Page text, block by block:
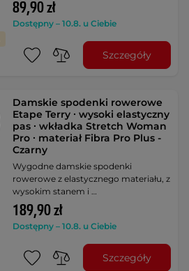
89,90 zł
Dostępny – 10.8. u Ciebie
Szczegóły
Damskie spodenki rowerowe
Etape Terry ∙ wysoki elastyczny
pas ∙ wkładka Stretch Woman
Pro ∙ materiał Fibra Pro Plus -
Czarny
Wygodne damskie spodenki
rowerowe z elastycznego materiału, z
wysokim stanem i …
189,90 zł
Dostępny – 10.8. u Ciebie
Szczegóły